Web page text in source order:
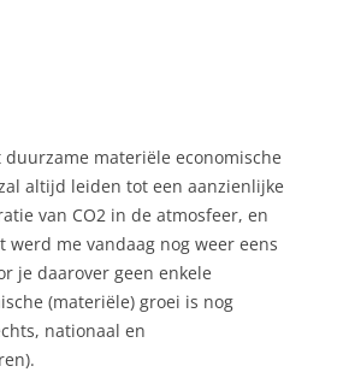
materiële economische
altijd leiden tot een aanzienlijke
van CO2 in de atmosfeer, en
me vandaag nog weer eens
je daarover geen enkele
(materiële) groei is nog
nationaal en